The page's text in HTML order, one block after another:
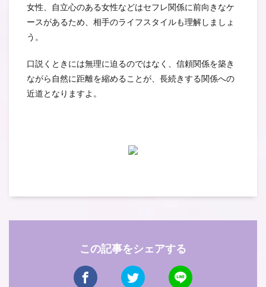
女性、自立心のある女性などはセフレ関係に前向きなケ
ースがあるため、相手のライフスタイルも理解しましょ
う。
口説くときには無理に迫るのではなく、信頼関係を築き
ながら自然に距離を縮めることが、長続きする関係への
近道となりますよ。
この記事をシェアする